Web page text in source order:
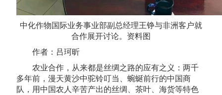
中化作物国际业务事业部副总经理王铮与非洲客户就
合作展开讨论。资料图
作者：吕珂昕
农业合作，从来都是丝绸之路的应有之义：两千
多年前，漫天黄沙中驼铃叮当、蜿蜒前行的中国商
队，用中国农人辛苦产出的丝绸、茶叶、海货等特色